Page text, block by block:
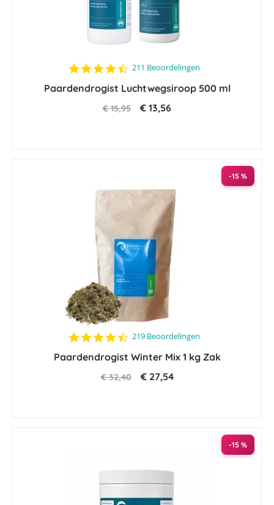
4.6
rating
211 Beoordelingen
Paardendrogist Luchtwegsiroop 500 ml
€ 15,95 € 13,56
-15 %
4.5
rating
219 Beoordelingen
Paardendrogist Winter Mix 1 kg Zak
€ 32,40 € 27,54
-15 %